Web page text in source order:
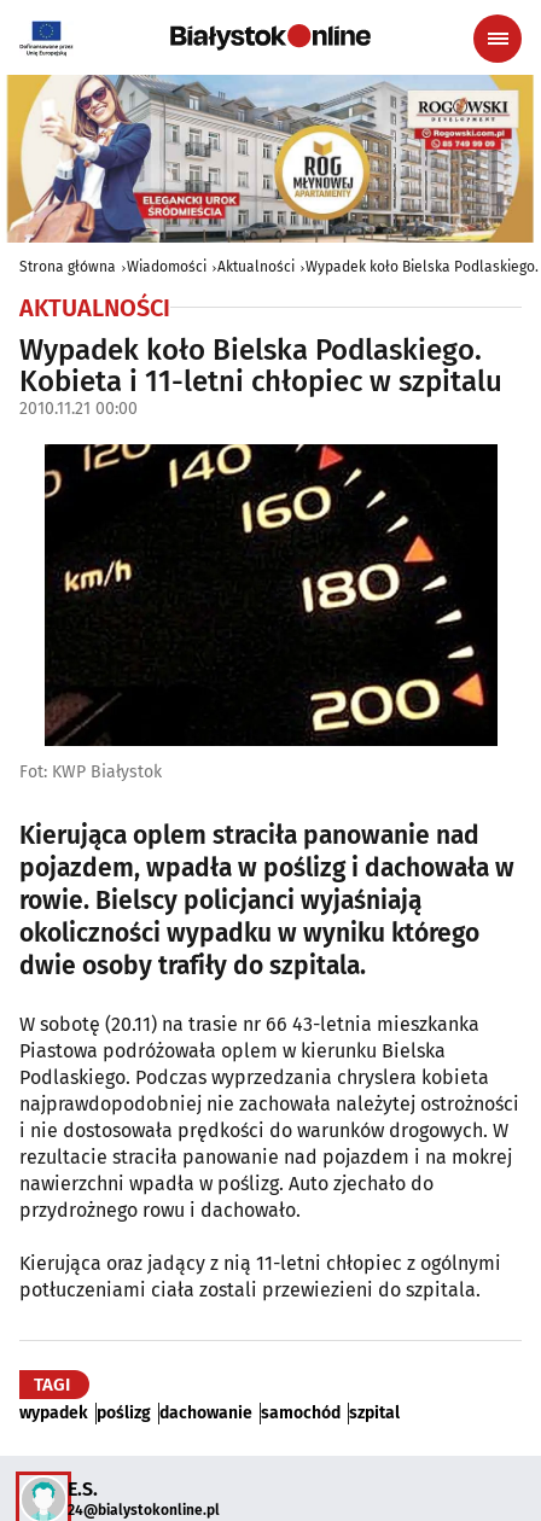
Strona główna Wiadomości Aktualności Wypadek koło Bielska
AKTUALNOŚCI
Wypadek koło Bielska Podlaskiego.
Kobieta i 11-letni chłopiec w szpitalu
2010.11.21 00:00
Fot: KWP Białystok
Kierująca oplem straciła panowanie nad
pojazdem, wpadła w poślizg i dachowała w
rowie. Bielscy policjanci wyjaśniają
okoliczności wypadku w wyniku którego
dwie osoby trafiły do szpitala.
W sobotę (20.11) na trasie nr 66 43-letnia mieszkanka
Piastowa podróżowała oplem w kierunku Bielska
Podlaskiego. Podczas wyprzedzania chryslera kobieta
najprawdopodobniej nie zachowała należytej ostrożności
i nie dostosowała prędkości do warunków drogowych. W
rezultacie straciła panowanie nad pojazdem i na mokrej
nawierzchni wpadła w poślizg. Auto zjechało do
przydrożnego rowu i dachowało.
Kierująca oraz jadący z nią 11-letni chłopiec z ogólnymi
potłuczeniami ciała zostali przewiezieni do szpitala.
TAGI
wypadek poślizg dachowanie samochód szpital
E.S.
24@bialystokonline.pl